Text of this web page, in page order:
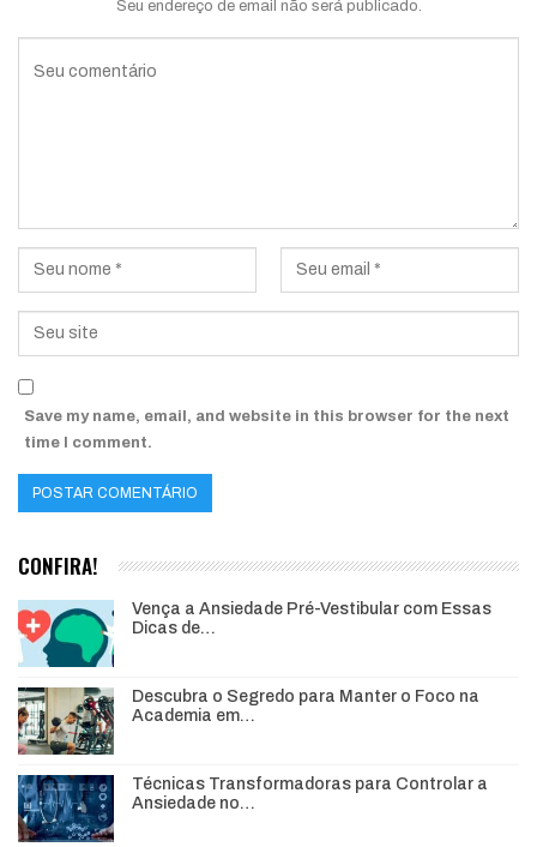
Seu endereço de email não será publicado.
Save my name, email, and website in this browser for the next
time I comment.
CONFIRA!
Vença a Ansiedade Pré-Vestibular com Essas
Dicas de…
Descubra o Segredo para Manter o Foco na
Academia em…
Técnicas Transformadoras para Controlar a
Ansiedade no…